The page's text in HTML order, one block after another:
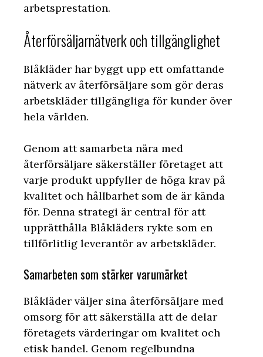
arbetsprestation.
Återförsäljarnätverk och tillgänglighet
Blåkläder har byggt upp ett omfattande
nätverk av återförsäljare som gör deras
arbetskläder tillgängliga för kunder över
hela världen.
Genom att samarbeta nära med
återförsäljare säkerställer företaget att
varje produkt uppfyller de höga krav på
kvalitet och hållbarhet som de är kända
för. Denna strategi är central för att
upprätthålla Blåkläders rykte som en
tillförlitlig leverantör av arbetskläder.
Samarbeten som stärker varumärket
Blåkläder väljer sina återförsäljare med
omsorg för att säkerställa att de delar
företagets värderingar om kvalitet och
etisk handel. Genom regelbundna